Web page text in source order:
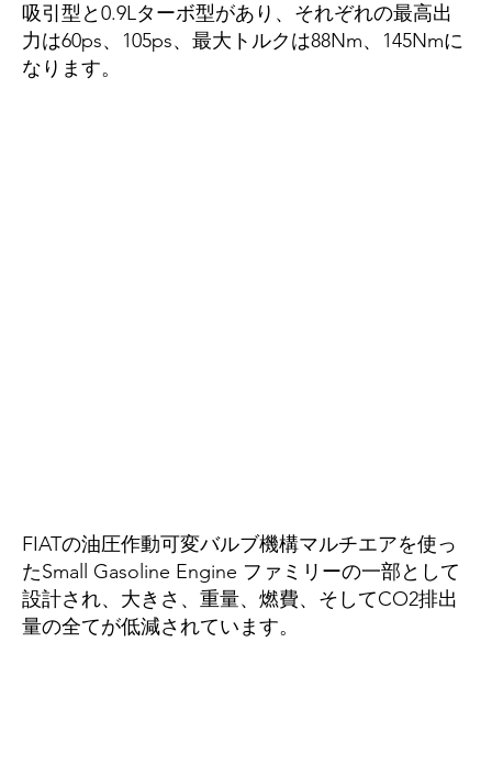
吸引型と0.9Lターボ型があり、それぞれの最高出
力は60ps、105ps、最大トルクは88Nm、145Nmに
なります。
FIATの油圧作動可変バルブ機構マルチエアを使っ
たSmall Gasoline Engine ファミリーの一部として
設計され、大きさ、重量、燃費、そしてCO2排出
量の全てが低減されています。